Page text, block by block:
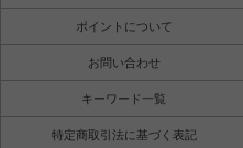
ポイントについて
お問い合わせ
キーワード一覧
特定商取引法に基づく表記